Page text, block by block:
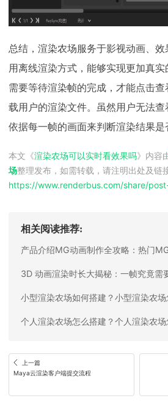
总结，渲染农场服务于影视动画、
用离线渲染方式，能够实现更加真
需要等待渲染帧的完成，才能点击
载用户的渲染文件。虽然用户无法
依据每一帧的画面来判断渲染结果是
本文《渲染农场可以实时看效果吗》内容
场整理发布，如需转载，请注明出处及链
https://www.renderbus.com/share/
相关阅读推荐:
上一篇
Maya云渲染客户端提交流程